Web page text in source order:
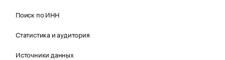
Поиск по ИНН
Статистика и аудитория
Источники данных